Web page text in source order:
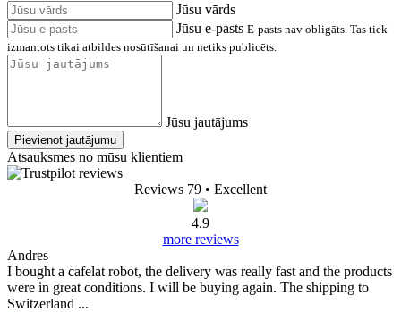
Jūsu vārds
Jūsu e-pasts E-pasts nav obligāts. Tas tiek
izmantots tikai atbildes nosūtīšanai un netiks publicēts.
Jūsu jautājums
Pievienot jautājumu
Atsauksmes no mūsu klientiem
Reviews 79 • Excellent
4.9
more reviews
Andres
I bought a cafelat robot, the delivery was really fast and the products
were in great conditions. I will be buying again. The shipping to
Switzerland ...